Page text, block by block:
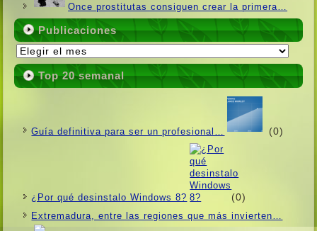
Once prostitutas consiguen crear la primera…
Publicaciones
Publicaciones
Top 20 semanal
Guí­a definitiva para ser un profesional… (0)
¿Por qué desinstalo Windows 8? (0)
Extremadura, entre las regiones que más invierten…